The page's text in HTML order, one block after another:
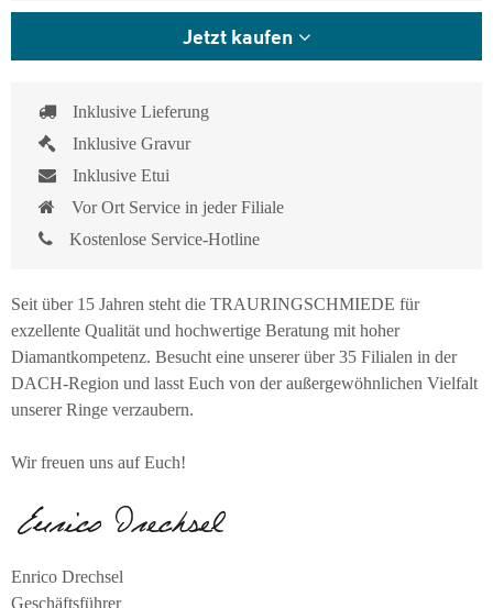
Jetzt kaufen
Inklusive Lieferung
Inklusive Gravur
Inklusive Etui
Vor Ort Service in jeder Filiale
Kostenlose Service-Hotline
Seit über 15 Jahren steht die TRAURINGSCHMIEDE für
exzellente Qualität und hochwertige Beratung mit hoher
Diamantkompetenz. Besucht eine unserer über 35 Filialen in der
DACH-Region und lasst Euch von der außergewöhnlichen Vielfalt
unserer Ringe verzaubern.
Wir freuen uns auf Euch!
Enrico Drechsel
Geschäftsführer